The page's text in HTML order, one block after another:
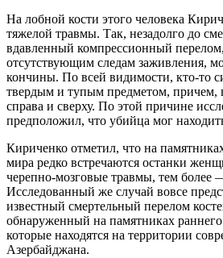
На лобной кости этого человека
тяжелой травмы. Так, незадолго до
вдавленный компрессионный
отсутствующим следам заживления,
кончины. По всей видимости, кто-то
твердым и тупым предметом, причем,
справа и сверху. По этой причине
предположил, что убийца мог
Кириченко отметил, что на
мира редко встречаются останки
черепно-мозговые травмы, тем более
Исследованный же случай вовсе
известный смертельный перелом
обнаруженный на памятниках раннего
которые находятся на территории
Азербайджана.